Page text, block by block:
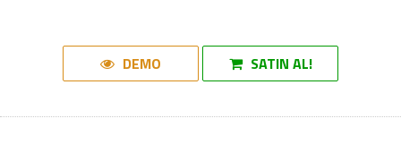
DEMO SATIN AL!